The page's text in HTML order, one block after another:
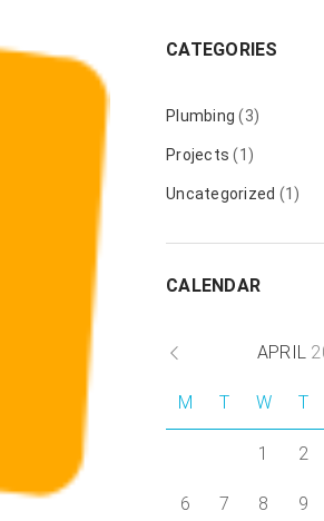
CATEGORIES
Plumbing (3)
Projects (1)
Uncategorized (1)
CALENDAR
APRIL
M T W T
1 2
6 7 8 9